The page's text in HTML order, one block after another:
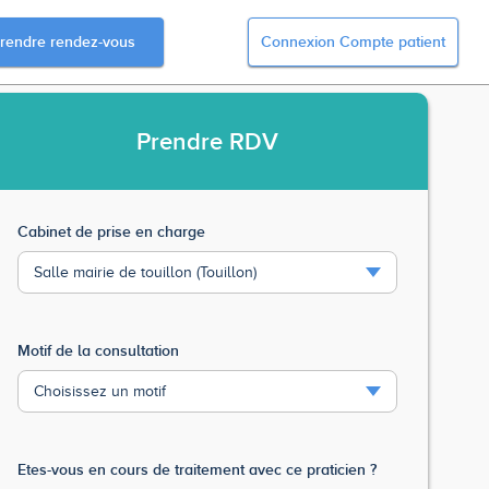
rendez-vous Connexion Compte patient
Prendre RDV
Cabinet de prise en charge
Motif de la consultation
Etes-vous en cours de traitement avec ce praticien ?